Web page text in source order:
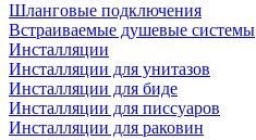
Шланговые подключения
Встраиваемые душевые системы
Инсталляции
Инсталляции для унитазов
Инсталляции для биде
Инсталляции для писсуаров
Инсталляции для раковин